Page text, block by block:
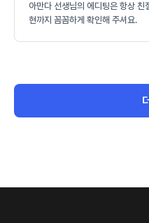
아만다 선생님의 에디팅은 항상
현까지 꼼꼼하게 확인해 주셔요.